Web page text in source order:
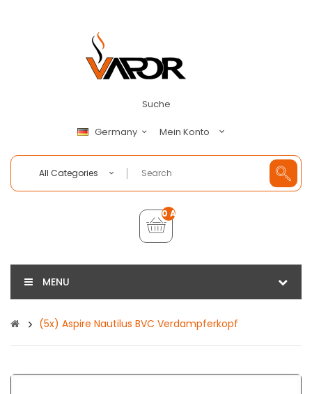
Suche
Germany Mein Konto
All Categories
0 Artikel - €0,00
MENU
(5x) Aspire Nautilus BVC Verdampferkopf